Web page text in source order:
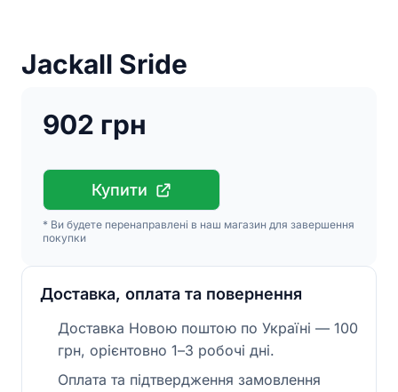
Jackall Sride
902 грн
Купити
* Ви будете перенаправлені в наш магазин для завершення
покупки
Доставка, оплата та повернення
Доставка Новою поштою по Україні — 100
грн, орієнтовно 1–3 робочі дні.
Оплата та підтвердження замовлення